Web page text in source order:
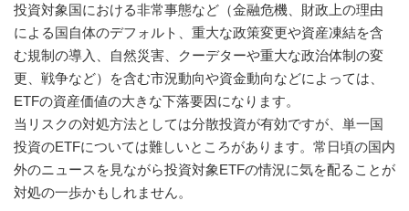
投資対象国における非常事態など（金融危機、財政上の理由
による国自体のデフォルト、重大な政策変更や資産凍結を含
む規制の導入、自然災害、クーデターや重大な政治体制の変
更、戦争など）を含む市況動向や資金動向などによっては、
ETFの資産価値の大きな下落要因になります。
当リスクの対処方法としては分散投資が有効ですが、単一国
投資のETFについては難しいところがあります。常日頃の国内
外のニュースを見ながら投資対象ETFの情況に気を配ることが
対処の一歩かもしれません。